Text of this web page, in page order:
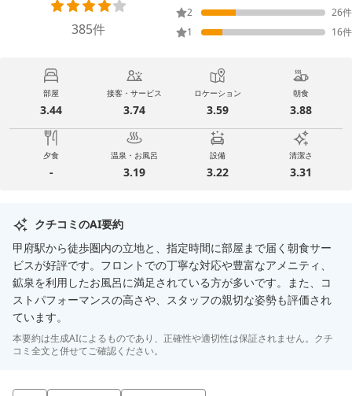
385件
2
26件
1
16件
部屋
3.44
接客・サービス
3.74
ロケーション
3.59
朝食
3.88
夕食
-
温泉・お風呂
3.19
設備
3.22
清潔さ
3.31
クチコミのAI要約
甲府駅から徒歩圏内の立地と、指定時間に部屋まで届く朝食サー
ビスが好評です。フロントでの丁寧な対応や豊富なアメニティ、
鉱泉を利用したお風呂に満足されている方が多いです。また、コ
ストパフォーマンスの高さや、スタッフの親切な姿勢も評価され
ています。
本要約は生成AIによるものであり、正確性や適切性は保証されません。クチ
コミ全文と併せてご確認ください。